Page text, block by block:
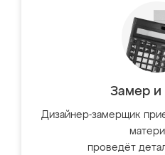
Замер и
Дизайнер-замерщик
проведёт